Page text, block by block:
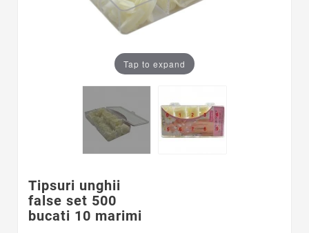
Tap to expand
Tipsuri unghii
false set 500
bucati 10 marimi